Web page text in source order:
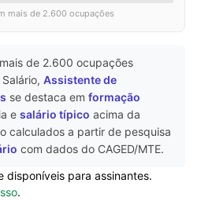
mais de 2.600 ocupações
de 2.600 ocupações
Assistente de
se destaca em formação
e salário típico acima da
calculados a partir de pesquisa
com dados do CAGED/MTE.
disponíveis para assinantes.
.